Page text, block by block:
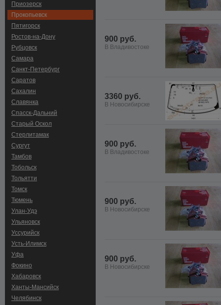
Приозерск
Прокопьевск
Пятигорск
Ростов-на-Дону
Рубцовск
Самара
Санкт-Петербург
Саратов
Сахалин
Славянка
Спасск-Дальний
Старый Оскол
Стерлитамак
Сургут
Тамбов
Тобольск
Тольятти
Томск
Тюмень
Улан-Удэ
Ульяновск
Уссурийск
Усть-Илимск
Уфа
Фокино
Хабаровск
Ханты-Мансийск
Челябинск
900 руб.
В Владивостоке
3360 руб.
В Новосибирске
900 руб.
В Владивостоке
900 руб.
В Новосибирске
900 руб.
В Новосибирске